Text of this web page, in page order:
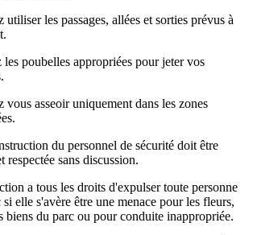
utiliser les passages, allées et sorties prévus à
poubelles appropriées pour jeter vos
vous asseoir uniquement dans les zones
du personnel de sécurité doit être
respectée sans discussion.
a tous les droits d'expulser toute personne
si elle s'avère être une menace pour les fleurs,
biens du parc ou pour conduite inappropriée.